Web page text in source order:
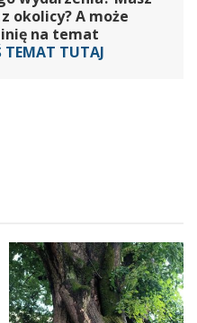
okolicy? A może
na temat
TEMAT TUTAJ